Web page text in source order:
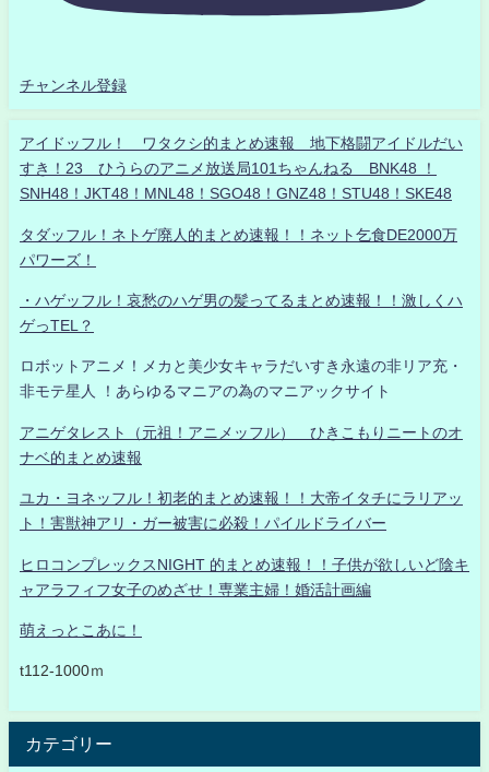
チャンネル登録
アイドッフル！ ワタクシ的まとめ速報 地下格闘アイドルだい
すき！23 ひうらのアニメ放送局101ちゃんねる BNK48 ！
SNH48！JKT48！MNL48！SGO48！GNZ48！STU48！SKE48
タダッフル！ネトゲ廃人的まとめ速報！！ネット乞食DE2000万
パワーズ！
・ハゲッフル！哀愁のハゲ男の髪ってるまとめ速報！！激しくハ
ゲっTEL？
ロボットアニメ！メカと美少女キャラだいすき永遠の非リア充・
非モテ星人 ！あらゆるマニアの為のマニアックサイト
アニゲタレスト（元祖！アニメッフル） ひきこもりニートのオ
ナベ的まとめ速報
ユカ・ヨネッフル！初老的まとめ速報！！大帝イタチにラリアッ
ト！害獣神アリ・ガー被害に必殺！パイルドライバー
ヒロコンプレックスNIGHT 的まとめ速報！！子供が欲しいど陰キ
ャアラフィフ女子のめざせ！専業主婦！婚活計画編
萌えっとこあに！
t112-1000ｍ
カテゴリー